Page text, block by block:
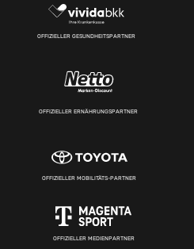
OFFIZIELLER GESUNDHEITSPARTNER
OFFIZIELLER ERNÄHRUNGSPARTNER
OFFIZIELLER MOBILITÄTS-PARTNER
OFFIZIELLER MEDIENPARTNER